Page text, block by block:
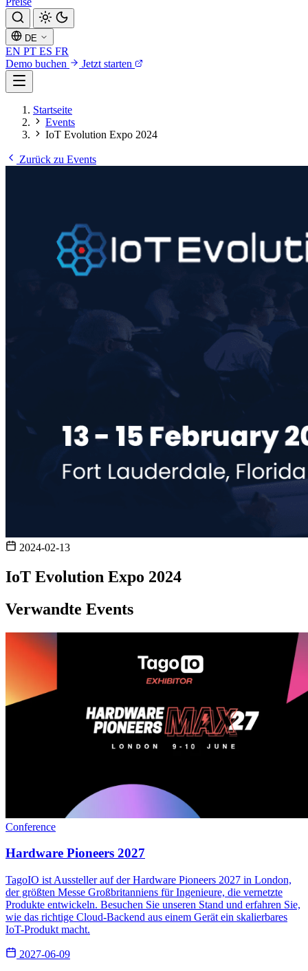
DE
EN PT ES FR
Demo buchen
Jetzt starten
Startseite
Events
IoT Evolution Expo 2024
Zurück zu Events
2024-02-13
IoT Evolution Expo 2024
Verwandte Events
Conference
Hardware Pioneers 2027
TagoIO ist Aussteller auf der Hardware Pioneers 2027 in London,
der größten Messe Großbritanniens für Ingenieure, die vernetzte
Produkte entwickeln. Besuchen Sie unseren Stand und erfahren Sie,
wie das richtige Cloud-Backend aus einem Gerät ein skalierbares
IoT-Produkt macht.
2027-06-09